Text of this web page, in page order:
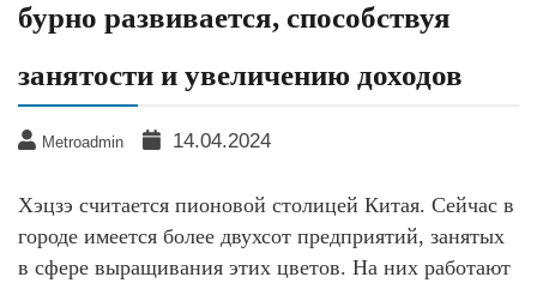
бурно развивается, способствуя
занятости и увеличению доходов
Metroadmin 14.04.2024
Хэцзэ считается пионовой столицей Китая. Сейчас в
городе имеется более двухсот предприятий, занятых
в сфере выращивания этих цветов. На них работают